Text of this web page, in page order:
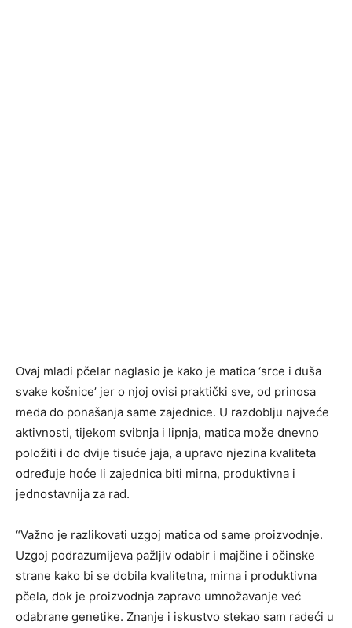
Ovaj mladi pčelar naglasio je kako je matica ‘srce i duša
svake košnice’ jer o njoj ovisi praktički sve, od prinosa
meda do ponašanja same zajednice. U razdoblju najveće
aktivnosti, tijekom svibnja i lipnja, matica može dnevno
položiti i do dvije tisuće jaja, a upravo njezina kvaliteta
određuje hoće li zajednica biti mirna, produktivna i
jednostavnija za rad.
“Važno je razlikovati uzgoj matica od same proizvodnje.
Uzgoj podrazumijeva pažljiv odabir i majčine i očinske
strane kako bi se dobila kvalitetna, mirna i produktivna
pčela, dok je proizvodnja zapravo umnožavanje već
odabrane genetike. Znanje i iskustvo stekao sam radeći u